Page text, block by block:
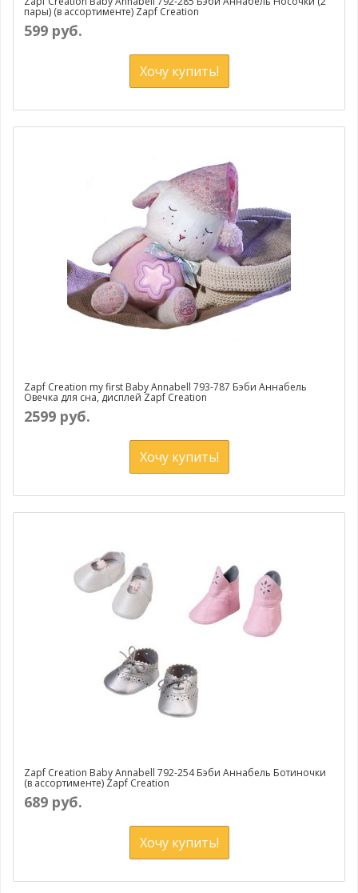
пары) (в ассортименте) Zapf Creation
599 руб.
Хочу купить!
Zapf Creation my first Baby Annabell 793-787 Бэби Аннабель
Овечка для сна, дисплей Zapf Creation
2599 руб.
Хочу купить!
Zapf Creation Baby Annabell 792-254 Бэби Аннабель Ботиночки
(в ассортименте) Zapf Creation
689 руб.
Хочу купить!